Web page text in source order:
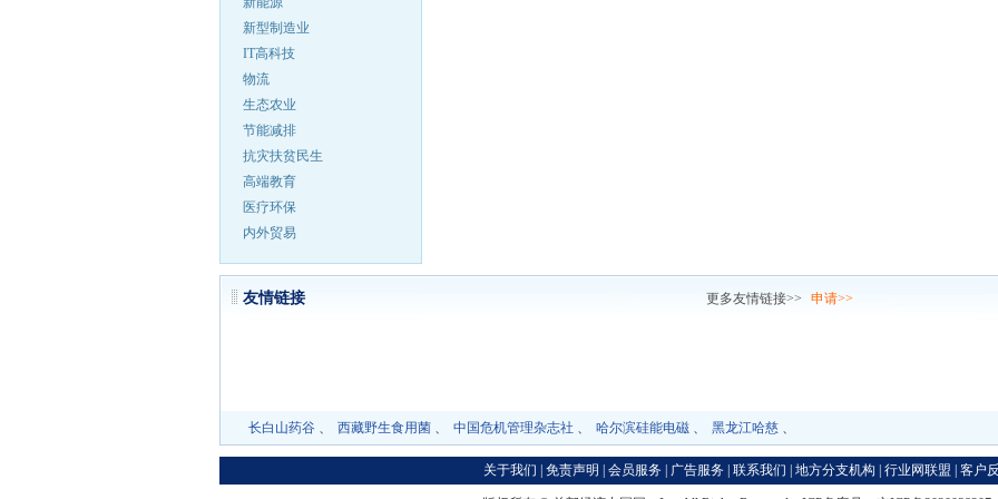
新型制造业
IT高科技
物流
生态农业
节能减排
抗灾扶贫民生
高端教育
医疗环保
内外贸易
友情链接 更多友情链接>> 申请>>
长白山药谷 、 西藏野生食用菌 、 中国危机管理杂志社 、 哈尔滨硅能电磁 、 黑龙江哈慈 、
关于我们 免责声明 会员服务 广告服务 联系我们 地方分支机构 行业网联盟 客户